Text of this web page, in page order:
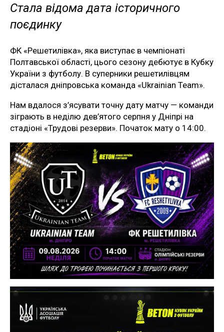
Стала відома дата історичного
поєдинку
ФК «Решетилівка», яка виступає в чемпіонаті
Полтавської області, цього сезону дебютує в Кубку
України з футболу. В суперники решетилівцям
дісталася дніпровська команда «Ukrainian Team».
Нам вдалося з’ясувати точну дату матчу — команди
зіграють в неділю дев’ятого серпня у Дніпрі на
стадіоні «Трудові резерви». Початок мату о 14:00.